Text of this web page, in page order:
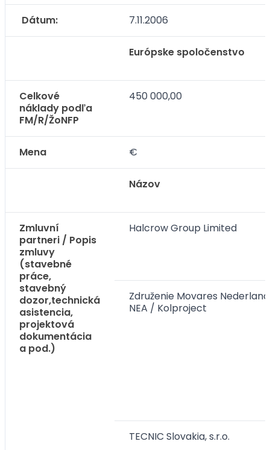
Dátum: 7.11.2006
Európske spoločenstvo
Celkové
náklady podľa
FM/R/ŽoNFP
450 000,00
Mena €
Názov
Zmluvní
partneri / Popis
zmluvy
(stavebné
práce,
stavebný
dozor,technická
asistencia,
projektová
dokumentácia
a pod.)
Halcrow Group Limited
Združenie Movares
NEA / Kolproject
TECNIC Slovakia, s.r.o.